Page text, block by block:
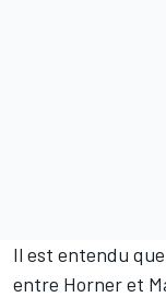
Il est entendu
entre Horner et